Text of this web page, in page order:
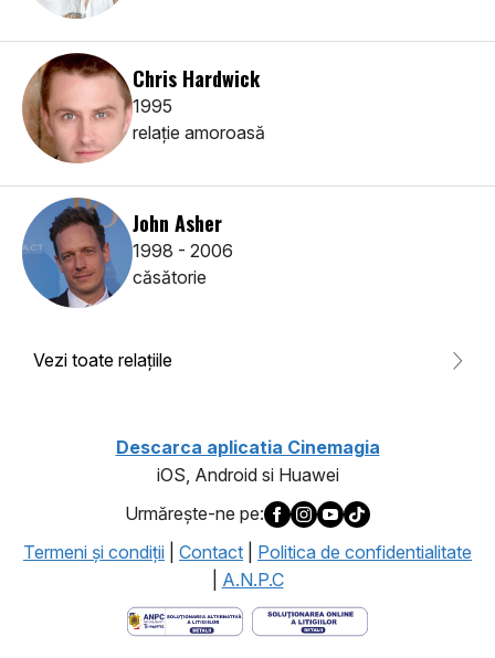
Chris Hardwick
1995
relaţie amoroasă
John Asher
1998 - 2006
căsătorie
Vezi toate relaţiile
Descarca aplicatia Cinemagia
iOS, Android si Huawei
Urmăreşte-ne pe:
Termeni şi condiţii
Contact
Politica de confidentialitate
A.N.P.C